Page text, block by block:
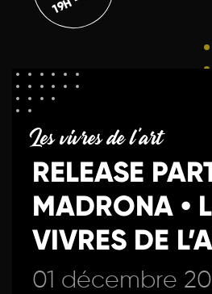
Les vivres de l'art
RELEASE
MADRONA •
VIVRES DE
01 décembre